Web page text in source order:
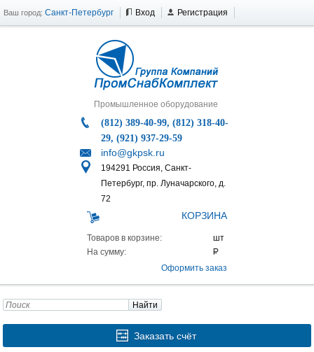
Ваш город: Санкт-Петербург Вход Регистрация
Промышленное оборудование
(812) 389-40-99, (812) 318-40-
29, (921) 937-29-59
info@gkpsk.ru
194291 Россия, Санкт-
Петербург, пр. Луначарского, д.
72
КОРЗИНА
Товаров в корзине:
На сумму:
Оформить заказ
Найти
Заказать счёт